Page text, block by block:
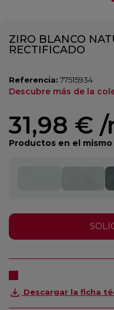
ZIRO BLANCO
RECTIFICADO
Referencia: 77515934
Descubre más de la
31,98 € /
Productos en el
Descargar la ficha